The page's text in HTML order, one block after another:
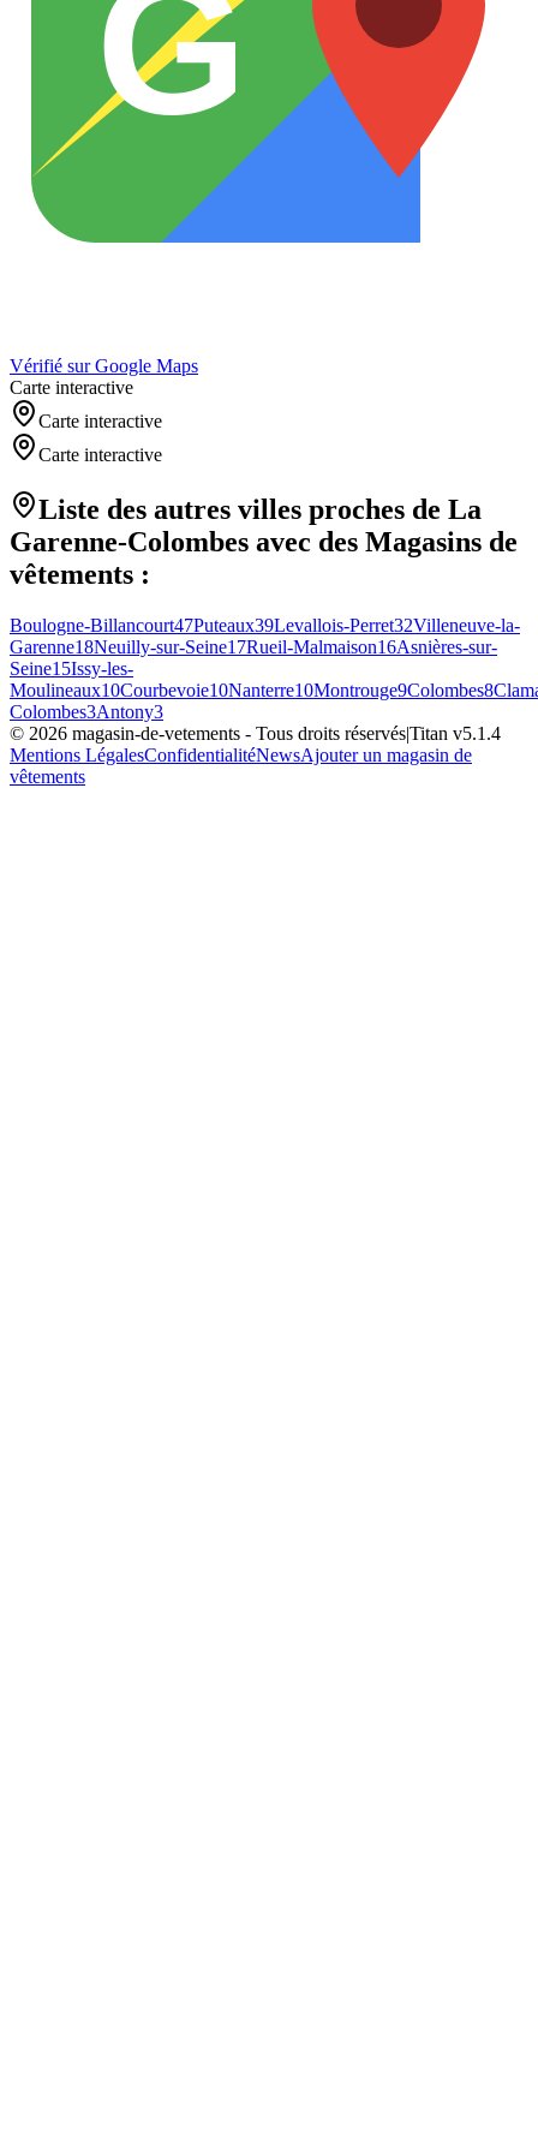
G
Vérifié sur Google Maps
Carte interactive
Carte interactive
Carte interactive
Liste des autres villes proches de La
Garenne-Colombes avec des Magasins de
vêtements :
Boulogne-Billancourt47Puteaux39Levallois-Perret32Villeneuve-la-
Garenne18Neuilly-sur-Seine17Rueil-Malmaison16Asnières-sur-
Seine15Issy-les-
Moulineaux10Courbevoie10Nanterre10Montrouge9Colombes8
Colombes3Antony3
© 2026 magasin-de-vetements - Tous droits réservés|Titan v5.1.4
Mentions LégalesConfidentialitéNewsAjouter un magasin de
vêtements